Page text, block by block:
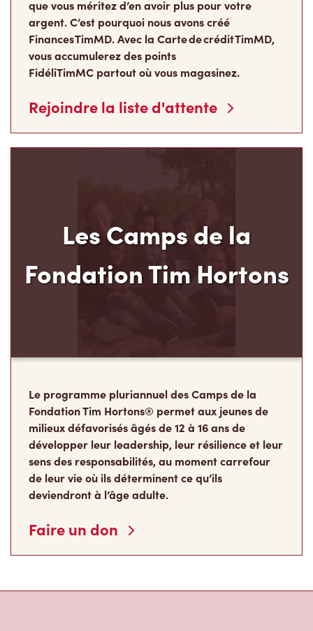
Les Camps de la
Fondation Tim Hortons
développer leur leadership, leur résilience et leur
sens des responsabilités, au moment carrefour
de leur vie où ils déterminent ce qu’ils
deviendront à l’âge adulte.